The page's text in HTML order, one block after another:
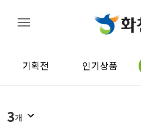
기획전 인기상품
3개